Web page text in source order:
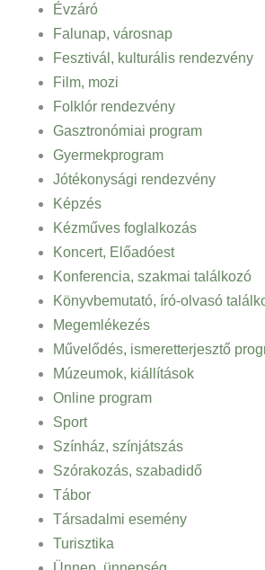
Évzáró
Falunap, városnap
Fesztivál, kulturális rendezvény
Film, mozi
Folklór rendezvény
Gasztronómiai program
Gyermekprogram
Jótékonysági rendezvény
Képzés
Kézműves foglalkozás
Koncert, Előadóest
Konferencia, szakmai találkozó
Könyvbemutató, író-olvasó
Megemlékezés
Művelődés, ismeretterjesztő
Múzeumok, kiállítások
Online program
Sport
Színház, színjátszás
Szórakozás, szabadidő
Tábor
Társadalmi esemény
Turisztika